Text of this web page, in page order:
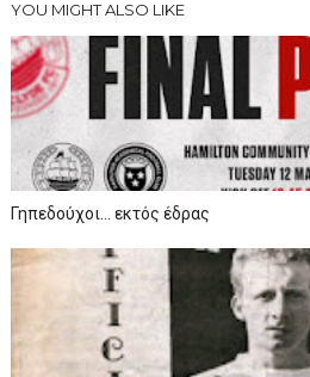
YOU MIGHT ALSO LIKE
Γηπεδούχοι... εκτός έδρας